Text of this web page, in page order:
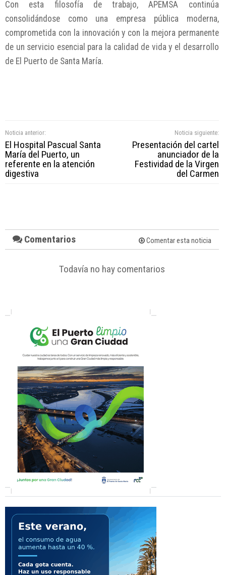
Con esta filosofía de trabajo, APEMSA continúa
consolidándose como una empresa pública moderna,
comprometida con la innovación y con la mejora permanente
de un servicio esencial para la calidad de vida y el desarrollo
de El Puerto de Santa María.
Noticia anterior:
El Hospital Pascual Santa
María del Puerto, un
referente en la atención
digestiva
Noticia siguiente:
Presentación del cartel
anunciador de la
Festividad de la Virgen
del Carmen
Comentarios Comentar esta noticia
Todavía no hay comentarios